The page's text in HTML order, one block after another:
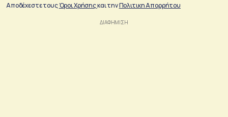
Αποδέχεστε τουςΌροι Χρήσηςκαι τηνΠολιτικη Απορρήτου